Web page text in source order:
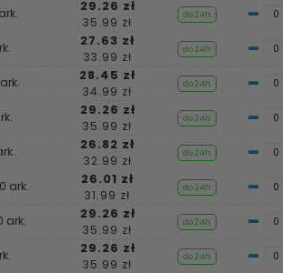
29.26 zł
35.99 zł do 24h -
27.63 zł
33.99 zł do 24h -
28.45 zł
34.99 zł do 24h -
29.26 zł
35.99 zł do 24h -
26.82 zł
32.99 zł do 24h -
ark. 26.01 zł
31.99 zł do 24h -
ark. 29.26 zł
35.99 zł do 24h -
29.26 zł
35.99 zł do 24h -